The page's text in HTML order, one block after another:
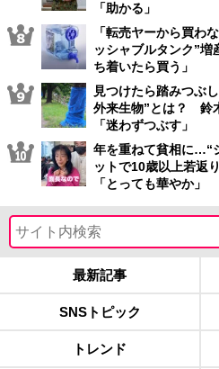
「助かる」
「転売ヤーから買わ
ッシャブルタンク”
ち着いたら買う」
見つけたら踏みつぶ
外来生物”とは？ 鈴
「迷わずつぶす」
年を重ねて貧相に…“
ットで10歳以上若返
「とっても華やか」
最新記事
SNSトピック
トレンド